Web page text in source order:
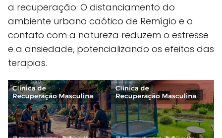
a recuperação. O distanciamento do
ambiente urbano caótico de Remígio e o
contato com a natureza reduzem o estresse
e a ansiedade, potencializando os efeitos das
terapias.